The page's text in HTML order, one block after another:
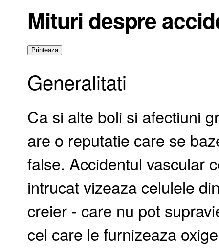
Mituri despre
Generalitati
Ca si alte boli si afectiuni
are o reputatie care se
false. Accidentul vascular
intrucat vizeaza celulele
creier - care nu pot
cel care le furnizeaza